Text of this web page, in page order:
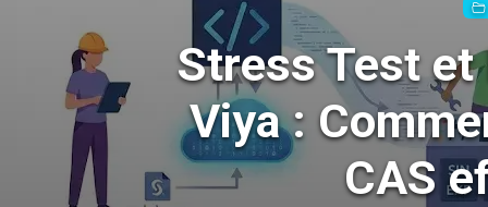
Stress Test et
Viya :
CAS